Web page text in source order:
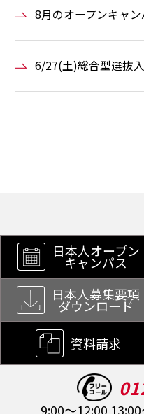
8月のオープンキャ
6/27(土)総合型選抜
日本人オープン
キャンパス
日本人募集要項
ダウンロード
資料請求
9:00～12:00